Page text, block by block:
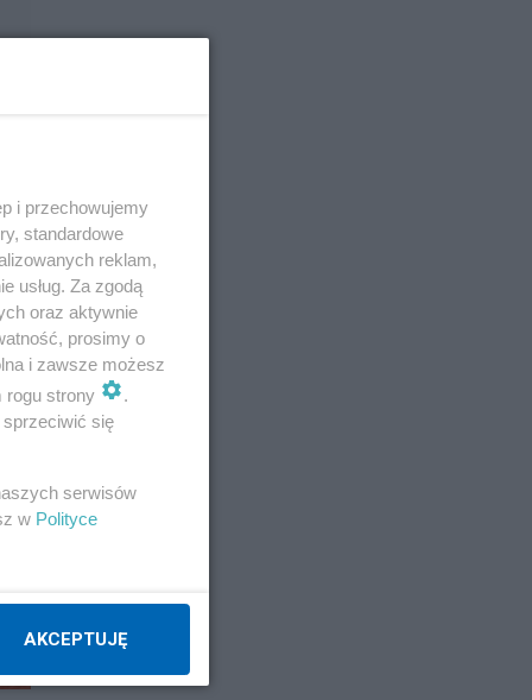
i przechowujemy
standardowe
reklam,
usług. Za zgodą
oraz aktywnie
prosimy o
i zawsze możesz
rogu strony
.
się
serwisów
w Polityce
AKCEPTUJĘ